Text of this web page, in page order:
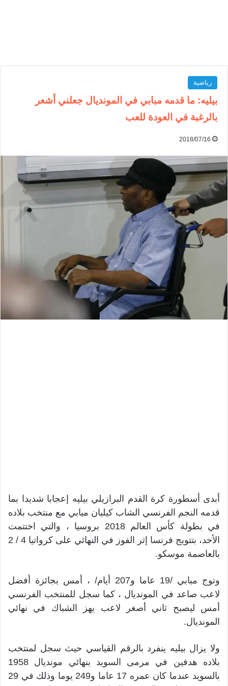
رياضية
بيليه: ما قدمه مبابي في المونديال جعلني أشعر
بالرغبة في العودة للعب
2018/07/16
أبدى أسطورة كرة القدم البرازيلي بيليه إعجابا شديدا بما
قدمه النجم الفرنسي الشاب كيليان مبابي مع منتخب بلاده
في بطولة كأس العالم 2018 بروسيا ، والتي اختتمت
الأحد، بتتويج فرنسا إثر الفوز في النهائي على كرواتيا 4 / 2
بالعاصمة موسكو.
وتوج مبابي /19 عاما و207 أيام/ ، أمس بجائزة أفضل
لاعب صاعد في المونديال ، كما سجل للمنتخب الفرنسي
أمس ليصبح ثاني أصغر لاعب يهز الشباك في نهائي
المونديال.
ولا يزال بيليه ينفرد بالرقم القياسي حيث سجل لمنتخب
بلاده هدفين في مرمى السويد بنهائي مونديال 1958
بالسويد عندما كان عمره 17 عاما و249 يوما وذلك في 29